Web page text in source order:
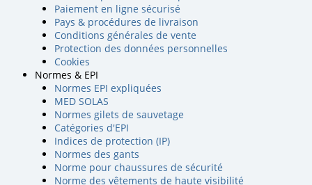
Paiement en ligne sécurisé
Pays & procédures de livraison
Conditions générales de vente
Protection des données personnelles
Cookies
Normes & EPI
Normes EPI expliquées
MED SOLAS
Normes gilets de sauvetage
Catégories d'EPI
Indices de protection (IP)
Normes des gants
Norme pour chaussures de sécurité
Norme des vêtements de haute visibilité